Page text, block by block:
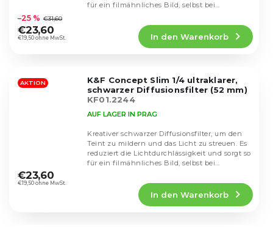
durchschnittliche
Produktbewertung
ist
Sternen.
€19,50 ohne MwSt.
–25 % €31,60
€23,60
In den Warenkorb
für ein filmähnliches Bild, selbst bei...
AKTION
K&F Concept Slim 1/4 ultraklarer,
schwarzer Diffusionsfilter (52 mm)
KF01.2244
durchschnittliche
Produktbewertung
AUF LAGER IN PRAG
€19,50 ohne MwSt.
€23,60
In den Warenkorb
Kreativer schwarzer Diffusionsfilter, um den
Teint zu mildern und das Licht zu streuen. Es
reduziert die Lichtdurchlässigkeit und sorgt so
für ein filmähnliches Bild, selbst bei...